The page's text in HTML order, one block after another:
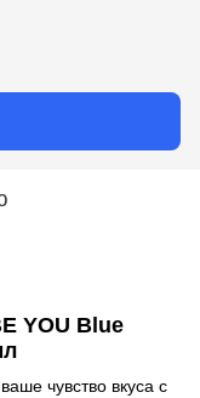
YOU Blue
чувство вкуса с